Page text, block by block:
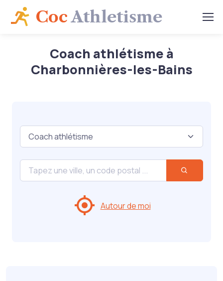
CocAthletisme
Coach athlétisme à
Charbonnières-les-Bains
Autour de moi